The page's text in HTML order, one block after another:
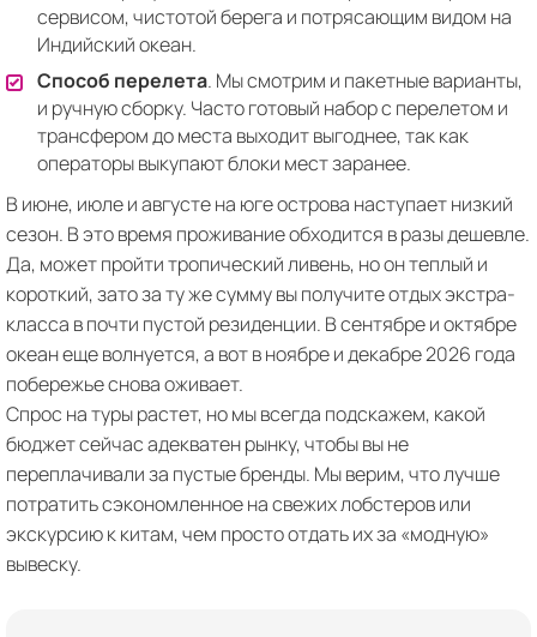
сервисом, чистотой берега и потрясающим видом на
Индийский океан.
Способ перелета. Мы смотрим и пакетные варианты,
и ручную сборку. Часто готовый набор с перелетом и
трансфером до места выходит выгоднее, так как
операторы выкупают блоки мест заранее.
В июне, июле и августе на юге острова наступает низкий
сезон. В это время проживание обходится в разы дешевле.
Да, может пройти тропический ливень, но он теплый и
короткий, зато за ту же сумму вы получите отдых экстра-
класса в почти пустой резиденции. В сентябре и октябре
океан еще волнуется, а вот в ноябре и декабре 2026 года
побережье снова оживает.
Спрос на туры растет, но мы всегда подскажем, какой
бюджет сейчас адекватен рынку, чтобы вы не
переплачивали за пустые бренды. Мы верим, что лучше
потратить сэкономленное на свежих лобстеров или
экскурсию к китам, чем просто отдать их за «модную»
вывеску.